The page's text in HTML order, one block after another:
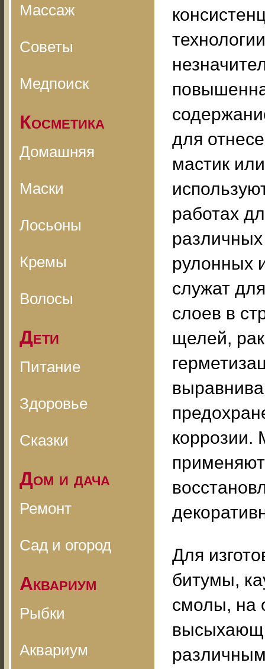
Массаж
Советы
Медпоиск
Косметика
Домашняя
Маски
Лосьоны
Кремы
Волосы
Дети
Питание
Здоровье
Сказки
Дом и дача
Ремонт
Сад и огород
Аквариум
Рыбки
Аквариум
для
мастик
работах
рулонных
служат
слоев в
щелей,
коррозии.
Для
битумы,
смолы, на